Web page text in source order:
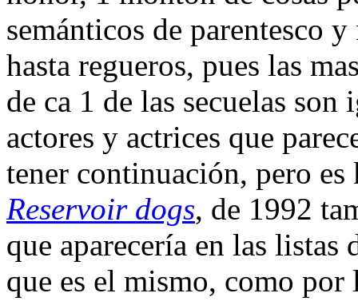
semánticos de parentesco
hasta regueros, pues las
de ca 1 de las secuelas
actores y actrices que
tener continuación, pero es
Reservoir dogs, de 1992
que aparecería en las listas
que es el mismo, como